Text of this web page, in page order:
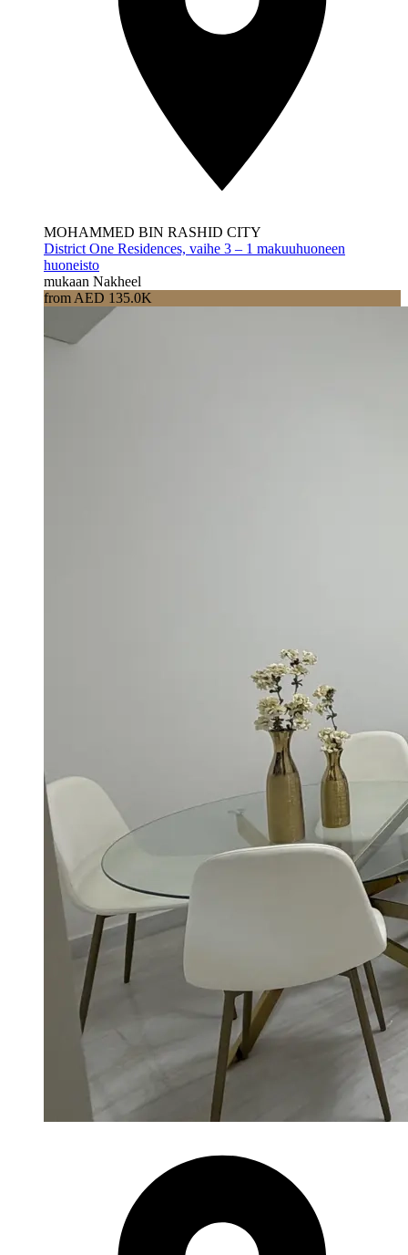
MOHAMMED BIN RASHID CITY
District One Residences, vaihe 3 – 1 makuuhuoneen
huoneisto
mukaan Nakheel
from AED 135.0K